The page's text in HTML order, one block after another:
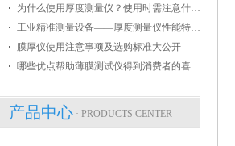
为什么使用厚度测量仪？使用时需注意什么？
工业精准测量设备——厚度测量仪性能特点介绍
膜厚仪使用注意事项及选购标准大公开
哪些优点帮助薄膜测试仪得到消费者的喜爱？
产品中心 · PRODUCTS CENTER